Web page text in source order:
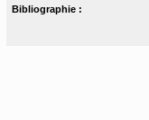
Bibliographie :